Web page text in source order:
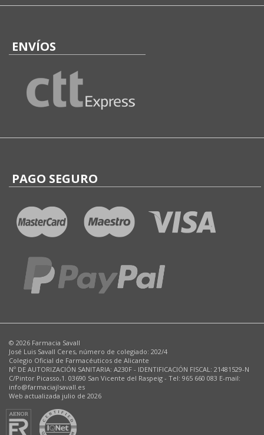
ENVÍOS
PAGO SEGURO
© 2026 Farmacia Savall
José Luis Savall Ceres, número de colegiado: 202/4
Colegio Oficial de Farmacéuticos de Alicante
Nº DE AUTORIZACIÓN SANITARIA: A230F - IDENTIFICACIÓN FISCAL: 21481529-N
C/Pintor Picasso,1. 03690 San Vicente del Raspeig - Tel: 965 660 083 E-mail:
info@farmaciajlsavall.es
Web actualizada julio de 2026